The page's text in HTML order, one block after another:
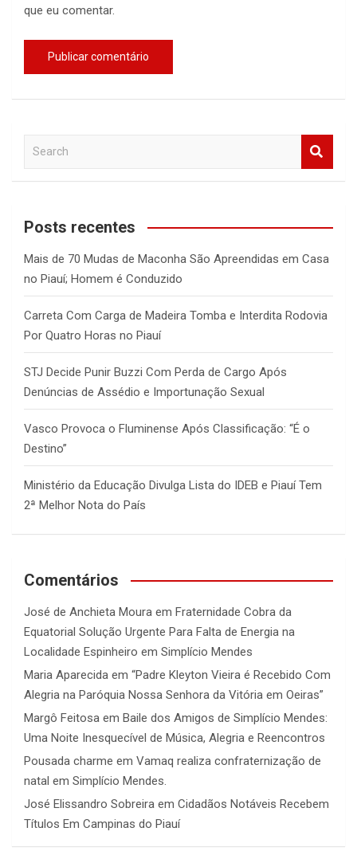
que eu comentar.
a
c
Posts recentes
Mais de 70 Mudas de Maconha São Apreendidas em Casa
no Piauí; Homem é Conduzido
Carreta Com Carga de Madeira Tomba e Interdita Rodovia
Por Quatro Horas no Piauí
STJ Decide Punir Buzzi Com Perda de Cargo Após
Denúncias de Assédio e Importunação Sexual
Vasco Provoca o Fluminense Após Classificação: “É o
Destino”
Ministério da Educação Divulga Lista do IDEB e Piauí Tem
2ª Melhor Nota do País
Comentários
José de Anchieta Moura em Fraternidade Cobra da
Equatorial Solução Urgente Para Falta de Energia na
Localidade Espinheiro em Simplício Mendes
Maria Aparecida em “Padre Kleyton Vieira é Recebido Com
Alegria na Paróquia Nossa Senhora da Vitória em Oeiras”
Margô Feitosa em Baile dos Amigos de Simplício Mendes:
Uma Noite Inesquecível de Música, Alegria e Reencontros
Pousada charme em Vamaq realiza confraternização de
natal em Simplício Mendes.
José Elissandro Sobreira em Cidadãos Notáveis Recebem
Títulos Em Campinas do Piauí